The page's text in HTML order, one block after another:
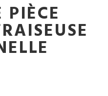
PIÈCE